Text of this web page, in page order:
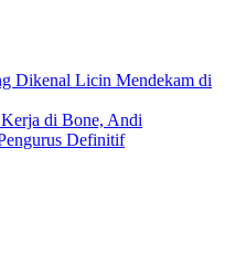
Dikenal Licin Mendekam di
di Bone, Andi
Definitif